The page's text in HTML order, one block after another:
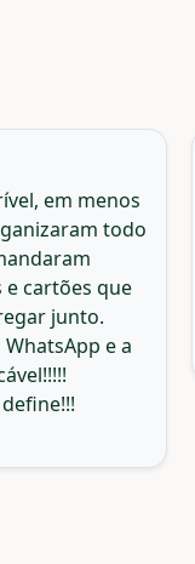
em menos
todo
cartões que
junto.
e a